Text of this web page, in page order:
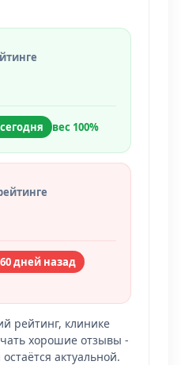
сегодня вес 100%
60 дней назад
рейтинг, клинике
хорошие отзывы -
актуальной.